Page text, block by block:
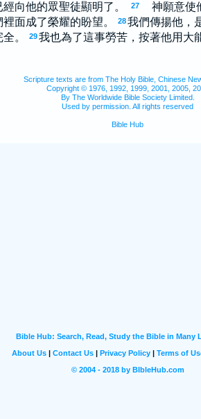
向他的眾聖徒顯明了。
27
神願意使
面成了榮耀的盼望。
28 我們傳揚他，
。
29 我也為了這事勞苦，按著他用大
Scripture texts are from The Holy Bible, Chinese
Copyright © 1976, 1992, 1999, 2001, 2005,
By The Worldwide Bible Society Limited.
Used by permission. All rights reserved
Bible Hub